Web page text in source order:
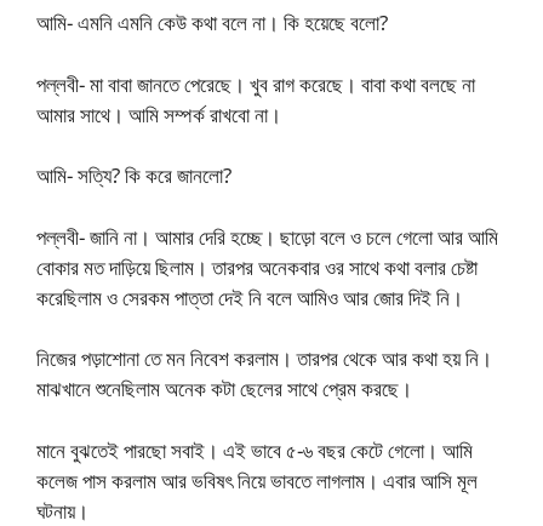
আমি- এমনি এমনি কেউ কথা বলে না। কি হয়েছে বলো?
পল্লবী- মা বাবা জানতে পেরেছে। খুব রাগ করেছে। বাবা কথা বলছে না
আমার সাথে। আমি সম্পর্ক রাখবো না।
আমি- সত্যি? কি করে জানলো?
পল্লবী- জানি না। আমার দেরি হচ্ছে। ছাড়ো বলে ও চলে গেলো আর আমি
বোকার মত দাড়িয়ে ছিলাম। তারপর অনেকবার ওর সাথে কথা বলার চেষ্টা
করেছিলাম ও সেরকম পাত্তা দেই নি বলে আমিও আর জোর দিই নি।
নিজের পড়াশোনা তে মন নিবেশ করলাম। তারপর থেকে আর কথা হয় নি।
মাঝখানে শুনেছিলাম অনেক কটা ছেলের সাথে প্রেম করছে।
মানে বুঝতেই পারছো সবাই। এই ভাবে ৫-৬ বছর কেটে গেলো। আমি
কলেজ পাস করলাম আর ভবিষৎ নিয়ে ভাবতে লাগলাম। এবার আসি মূল
ঘটনায়।